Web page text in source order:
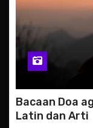
Bacaan Doa
Latin dan Arti